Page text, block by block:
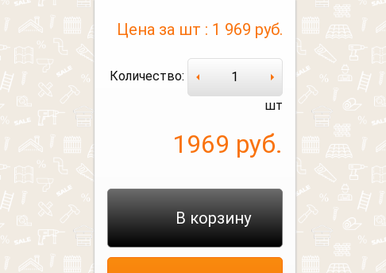
Цена за шт : 1 969 руб.
Количество:
шт
1969 руб.
В корзину